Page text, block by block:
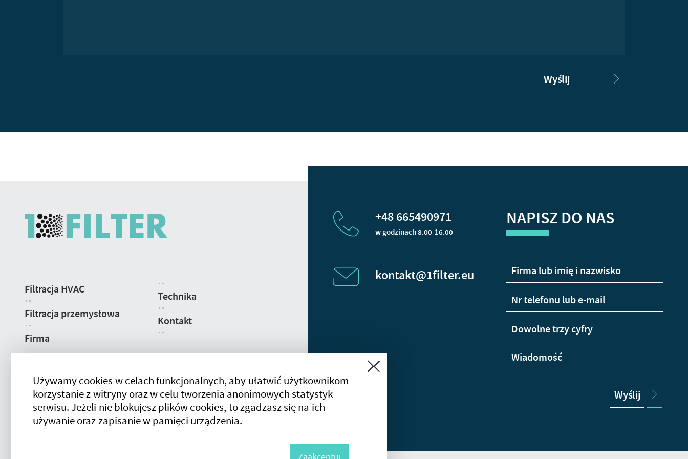
Wyślij
strony
Filtracja HVAC
Filtracja przemysłowa
Firma
Technika
Kontakt
+48 665490971
w godzinach 8.00-16.00
kontakt@1filter.eu
NAPISZ DO NAS
Wyślij
Używamy cookies w celach funkcjonalnych, aby ułatwić użytkownikom
korzystanie z witryny oraz w celu tworzenia anonimowych statystyk
serwisu. Jeżeli nie blokujesz plików cookies, to zgadzasz się na ich
używanie oraz zapisanie w pamięci urządzenia.